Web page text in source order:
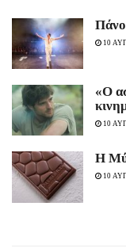
10
«Ο
10
Η
10